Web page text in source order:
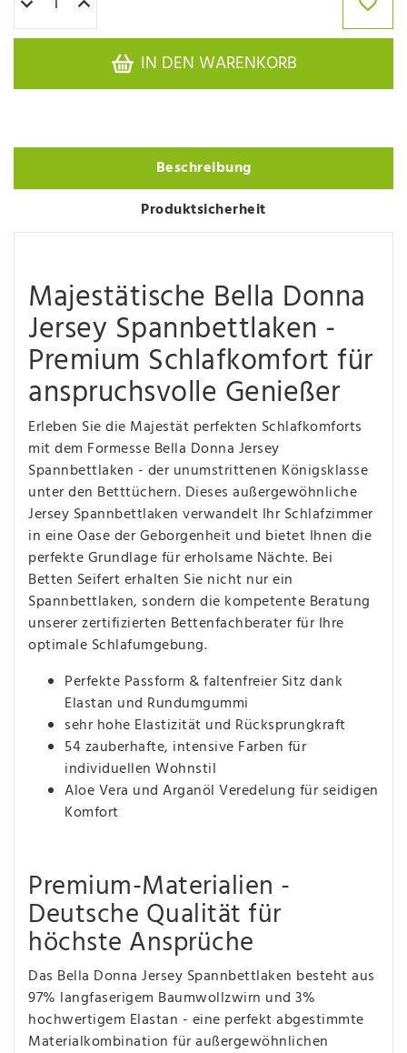
IN DEN WARENKORB
Beschreibung
Produktsicherheit
Majestätische Bella Donna
Jersey Spannbettlaken -
Premium Schlafkomfort für
anspruchsvolle Genießer
Erleben Sie die Majestät perfekten Schlafkomforts
mit dem Formesse Bella Donna Jersey
Spannbettlaken - der unumstrittenen Königsklasse
unter den Betttüchern. Dieses außergewöhnliche
Jersey Spannbettlaken verwandelt Ihr Schlafzimmer
in eine Oase der Geborgenheit und bietet Ihnen die
perfekte Grundlage für erholsame Nächte. Bei
Betten Seifert erhalten Sie nicht nur ein
Spannbettlaken, sondern die kompetente Beratung
unserer zertifizierten Bettenfachberater für Ihre
optimale Schlafumgebung.
Perfekte Passform & faltenfreier Sitz dank
Elastan und Rundumgummi
sehr hohe Elastizität und Rücksprungkraft
54 zauberhafte, intensive Farben für
individuellen Wohnstil
Aloe Vera und Arganöl Veredelung für seidigen
Komfort
Premium-Materialien -
Deutsche Qualität für
höchste Ansprüche
Das Bella Donna Jersey Spannbettlaken besteht aus
97% langfaserigem Baumwollzwirn und 3%
hochwertigem Elastan - eine perfekt abgestimmte
Materialkombination für außergewöhnlichen